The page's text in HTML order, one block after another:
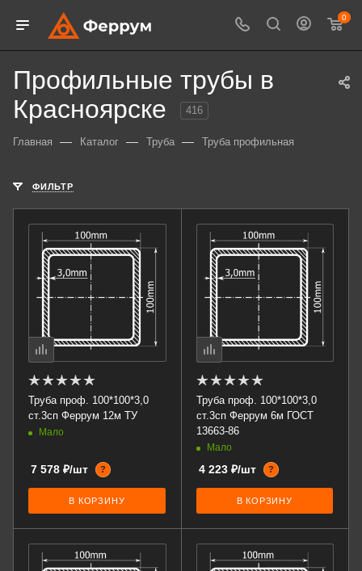
0
Профильные трубы в
Красноярске
416
Главная — Каталог — Труба — Труба профильная
ФИЛЬТР
Труба проф. 100*100*3,0
ст.3сп Феррум 12м ТУ
Мало
7 578 ₽/шт ?
В КОРЗИНУ
Труба проф. 100*100*3,0
ст.3сп Феррум 6м ГОСТ
13663-86
Мало
4 223 ₽/шт ?
В КОРЗИНУ